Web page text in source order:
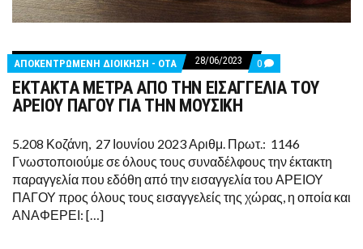
ΑΠΟΚΕΝΤΡΩΜΕΝΗ ΔΙΟΙΚΗΣΗ - ΟΤΑ 28/06/2023 0 COMMENTS
ON
ΕΚΤΑΚΤΑ
ΤΟΥ
ΑΡΕΙΟΥ
ΠΑΓΟΥ
ΓΙΑ
ΤΗΝ
ΜΟΥΣΙΚΗ
ΕΚΤΑΚΤΑ ΜΕΤΡΑ ΑΠΟ ΤΗΝ ΕΙΣΑΓΓΕΛΙΑ ΤΟΥ
ΑΡΕΙΟΥ ΠΑΓΟΥ ΓΙΑ ΤΗΝ ΜΟΥΣΙΚΗ
5.208 Κοζάνη, 27 Ιουνίου 2023 Αριθμ. Πρωτ.: 1146
Γνωστοποιούμε σε όλους τους συναδέλφους την έκτακτη
παραγγελία που εδόθη από την εισαγγελία του ΑΡΕΙΟΥ
ΠΑΓΟΥ προς όλους τους εισαγγελείς της χώρας, η οποία και
ΑΝΑΦΕΡΕΙ: […]